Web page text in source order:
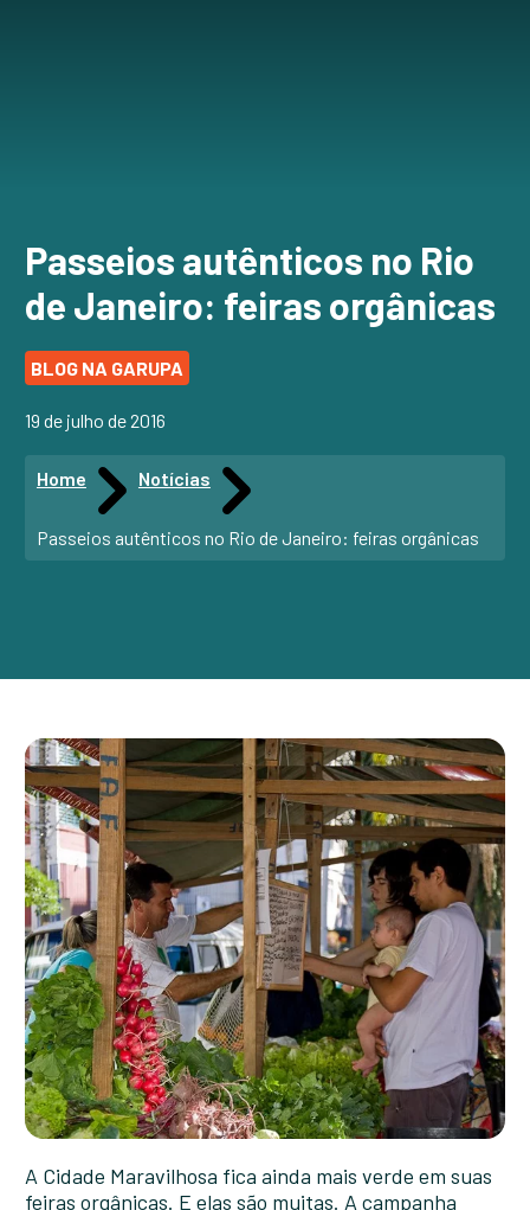
Passeios autênticos no Rio
de Janeiro: feiras orgânicas
BLOG NA GARUPA
19 de julho de 2016
Home Notícias
Passeios autênticos no Rio de Janeiro: feiras orgânicas
A Cidade Maravilhosa fica ainda mais verde em suas
feiras orgânicas. E elas são muitas. A campanha